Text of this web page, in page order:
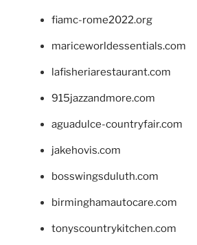
fiamc-rome2022.org
mariceworldessentials.com
lafisheriarestaurant.com
915jazzandmore.com
aguadulce-countryfair.com
jakehovis.com
bosswingsduluth.com
birminghamautocare.com
tonyscountrykitchen.com